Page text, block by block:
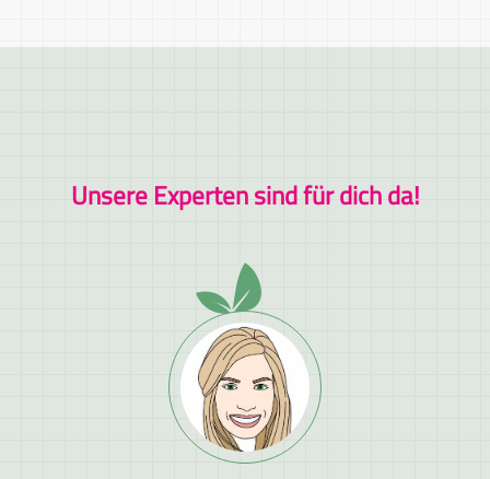
Unsere Experten sind für dich da!